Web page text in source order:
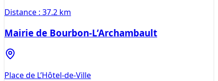
Distance : 37.2 km
Mairie de Bourbon-L’Archambault
Place de L’Hôtel-de-Ville